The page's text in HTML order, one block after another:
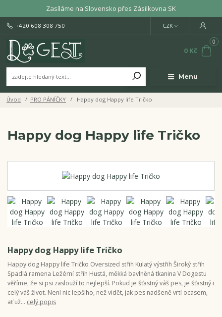
Zasíláme na Slovensko přes Zásilkovna SK
Menu
CZK
+420 608 308 750
0
0 Kč
Úvod PRO PÁNÍČKY Happy dog Happy life Tričko
Happy dog Happy life Tričko
Happy dog Happy life Tričko
Happy dog Happy life Tričko Oversized střih Kulatý výstřih Široký střih
Spadlá ramena Ležérní střih Hustá, měkká bavlněná tkanina V Dogestu
věříme, že si psi zaslouží to nejlepší. Pokud je šťastný váš pes, je šťastný i
celý váš život. Není nic lepšího, než vidět, jak pes nadšeně vrtí ocasem,
ať už... celý popis